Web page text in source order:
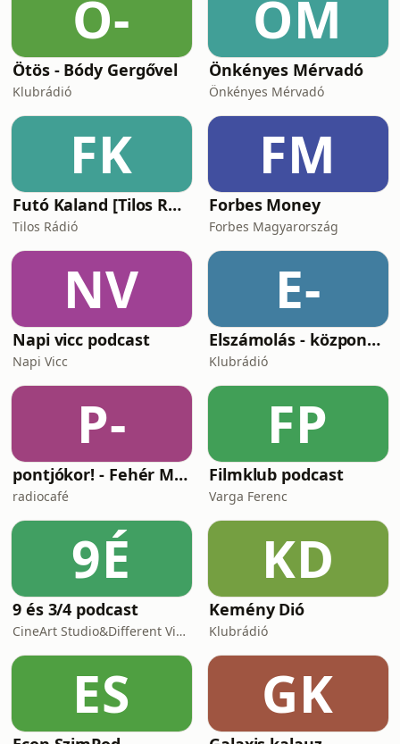
és az, hogy mit tanulhatunk a pénzről
magyar szemm
Ö-
Ötös - Bódy Gergővel
Klubrádió
ÖM
Önkényes Mérvadó
Önkényes Mérvadó
FK
Futó Kaland [Tilos Rádió podcast]
Tilos Rádió
FM
Forbes Money
Forbes Magyarország
NV
Napi vicc podcast
Napi Vicc
E-
Elszámolás - központosítás, lojalitás és a függetlenség ára
Klubrádió
P-
pontjókor! - Fehér Mariannal
radiocafé
FP
Filmklub podcast
Varga Ferenc
9É
9 és 3/4 podcast
CineArt Studio&Different View Production
KD
Kemény Dió
Klubrádió
ES GK